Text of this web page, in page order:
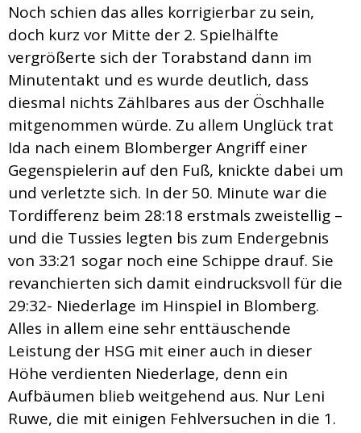
Noch schien das alles korrigierbar zu sein,
doch kurz vor Mitte der 2. Spielhälfte
vergrößerte sich der Torabstand dann im
Minutentakt und es wurde deutlich, dass
diesmal nichts Zählbares aus der Öschhalle
mitgenommen würde. Zu allem Unglück trat
Ida nach einem Blomberger Angriff einer
Gegenspielerin auf den Fuß, knickte dabei um
und verletzte sich. In der 50. Minute war die
Tordifferenz beim 28:18 erstmals zweistellig –
und die Tussies legten bis zum Endergebnis
von 33:21 sogar noch eine Schippe drauf. Sie
revanchierten sich damit eindrucksvoll für die
29:32- Niederlage im Hinspiel in Blomberg.
Alles in allem eine sehr enttäuschende
Leistung der HSG mit einer auch in dieser
Höhe verdienten Niederlage, denn ein
Aufbäumen blieb weitgehend aus. Nur Leni
Ruwe, die mit einigen Fehlversuchen in die 1.